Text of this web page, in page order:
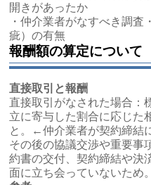
開きがあったか
・仲介業者がなすべき調
疵）の有無
報酬額の算定について
直接取引と報酬
直接取引がなされた場合：
立に寄与した割合に応じた
と。←仲介業者が契約締結
その後の協議交渉や重要事
約書の交付、契約締結や決
面に立ち会っていないため。